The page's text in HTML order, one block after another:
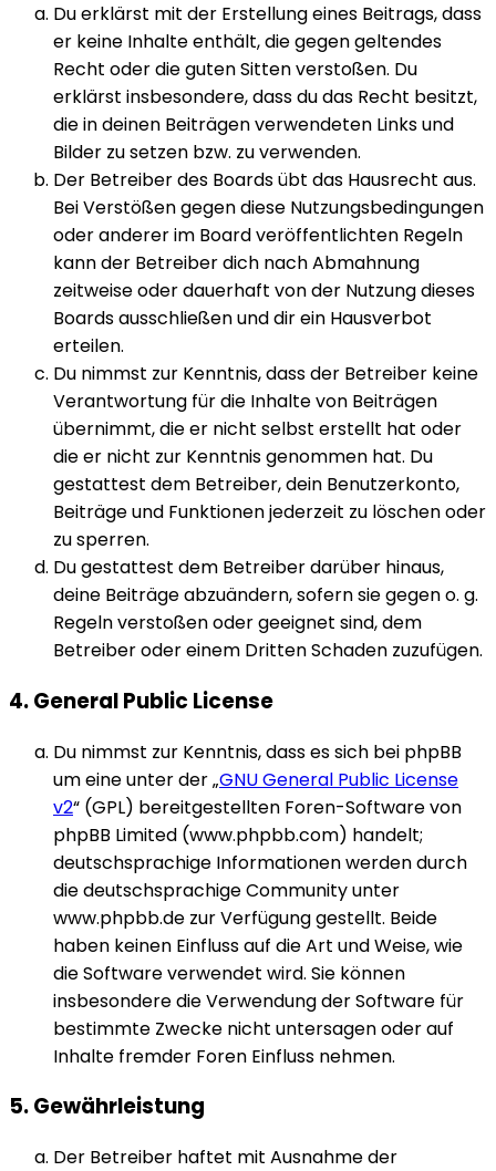
Du erklärst mit der Erstellung eines Beitrags, dass
er keine Inhalte enthält, die gegen geltendes
Recht oder die guten Sitten verstoßen. Du
erklärst insbesondere, dass du das Recht besitzt,
die in deinen Beiträgen verwendeten Links und
Bilder zu setzen bzw. zu verwenden.
Der Betreiber des Boards übt das Hausrecht aus.
Bei Verstößen gegen diese Nutzungsbedingungen
oder anderer im Board veröffentlichten Regeln
kann der Betreiber dich nach Abmahnung
zeitweise oder dauerhaft von der Nutzung dieses
Boards ausschließen und dir ein Hausverbot
erteilen.
Du nimmst zur Kenntnis, dass der Betreiber keine
Verantwortung für die Inhalte von Beiträgen
übernimmt, die er nicht selbst erstellt hat oder
die er nicht zur Kenntnis genommen hat. Du
gestattest dem Betreiber, dein Benutzerkonto,
Beiträge und Funktionen jederzeit zu löschen oder
zu sperren.
Du gestattest dem Betreiber darüber hinaus,
deine Beiträge abzuändern, sofern sie gegen o. g.
Regeln verstoßen oder geeignet sind, dem
Betreiber oder einem Dritten Schaden zuzufügen.
4. General Public License
Du nimmst zur Kenntnis, dass es sich bei phpBB
um eine unter der „GNU General Public License
v2“ (GPL) bereitgestellten Foren-Software von
phpBB Limited (www.phpbb.com) handelt;
deutschsprachige Informationen werden durch
die deutschsprachige Community unter
www.phpbb.de zur Verfügung gestellt. Beide
haben keinen Einfluss auf die Art und Weise, wie
die Software verwendet wird. Sie können
insbesondere die Verwendung der Software für
bestimmte Zwecke nicht untersagen oder auf
Inhalte fremder Foren Einfluss nehmen.
5. Gewährleistung
Der Betreiber haftet mit Ausnahme der